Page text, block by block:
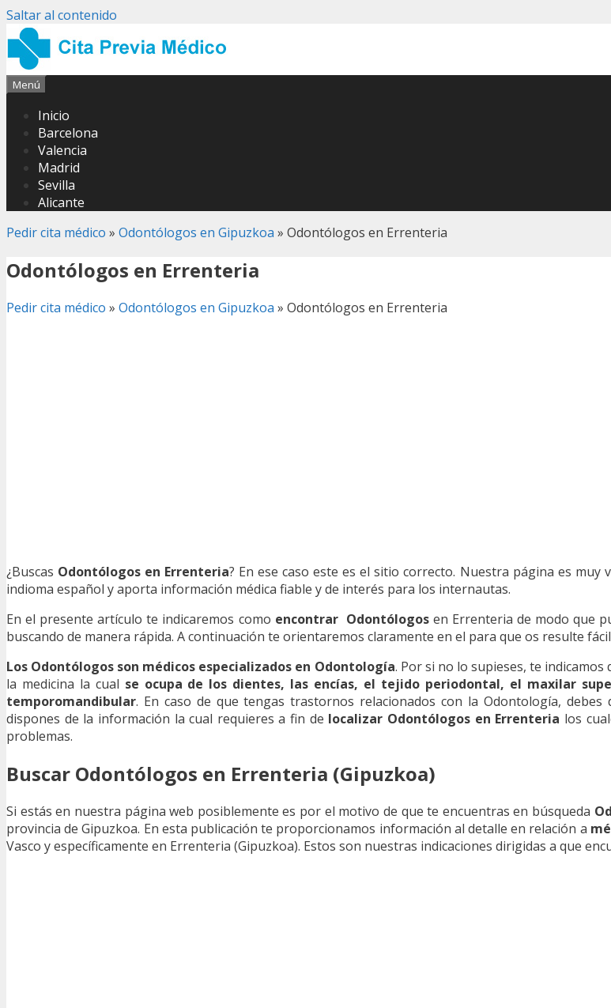
Saltar al contenido
Menú
Inicio
Barcelona
Valencia
Madrid
Sevilla
Alicante
Pedir cita médico » Odontólogos en Gipuzkoa » Odontólogos en Errenteria
Odontólogos en Errenteria
Pedir cita médico » Odontólogos en Gipuzkoa » Odontólogos en Errenteria
¿Buscas Odontólogos en Errenteria? En ese caso este es el sitio correcto. Nuestra página es muy
indioma español y aporta información médica fiable y de interés para los internautas.
En el presente artículo te indicaremos como encontrar Odontólogosen Errenteria de modo que
buscando de manera rápida. A continuación te orientaremos claramente en el para que os resulte
Los Odontólogos son médicos especializados en Odontología. Por si no lo supieses, te
la medicina la cual se ocupa de los dientes, las encías, el tejido periodontal, el maxilar
temporomandibular. En caso de que tengas trastornos relacionados con la Odontología,
dispones de la información la cual requieres a fin de localizar Odontólogos en Errenteria los
problemas.
Buscar Odontólogos en Errenteria (Gipuzkoa)
Si estás en nuestra página web posiblemente es por el motivo de que te encuentras en búsqueda
provincia de Gipuzkoa. En esta publicación te proporcionamos información al detalle en relación a
Vasco y específicamente en Errenteria (Gipuzkoa). Estos son nuestras indicaciones dirigidas a que